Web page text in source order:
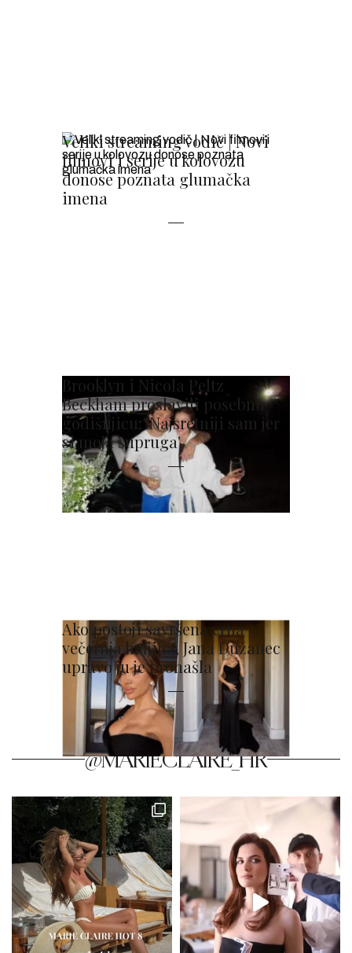
Veliki streaming vodič | Novi
filmovi i serije u kolovozu
donose poznata glumačka
imena
Brooklyn i Nicola Peltz
Beckham proslavili posebnu
godišnjicu: 'Najsretniji sam jer
si moja supruga'
Ako postoji savršena crna
večernja haljina, Jana Dužanec
upravo ju je pronašla
@MARIECLAIRE_HR